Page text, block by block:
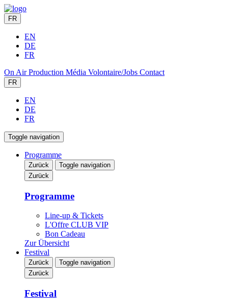
FR
EN
DE
FR
On AirProduction Média Volontaire/Jobs Contact
FR
EN
DE
FR
Toggle navigation
Programme
Zurück
Toggle navigation
Zurück
Programme
Line-up & Tickets
L'Offre CLUB VIP
Bon Cadeau
Zur Übersicht
Festival
Zurück
Toggle navigation
Zurück
Festival